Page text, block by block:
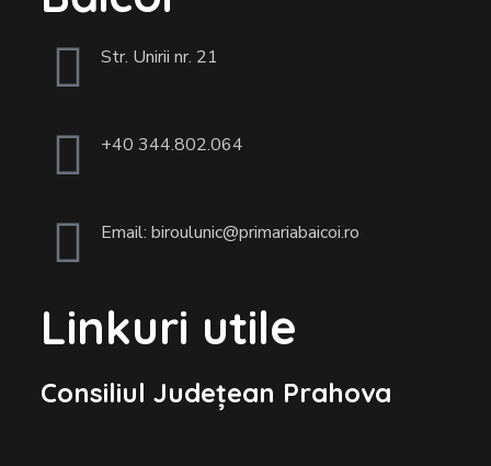
Str. Unirii nr. 21
+40 344.802.064
Email: biroulunic@primariabaicoi.ro
Linkuri utile
Consiliul Județean Prahova